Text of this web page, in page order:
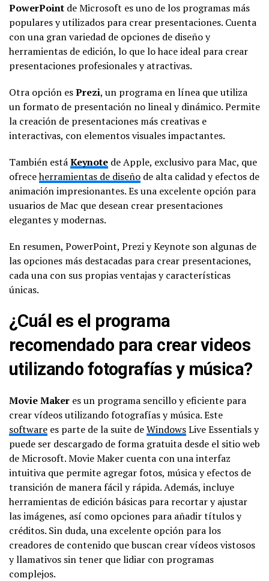
PowerPoint de Microsoft es uno de los programas más
populares y utilizados para crear presentaciones. Cuenta
con una gran variedad de opciones de diseño y
herramientas de edición, lo que lo hace ideal para crear
presentaciones profesionales y atractivas.
Otra opción esPrezi, un programa en línea que utiliza
un formato de presentación no lineal y dinámico. Permite
la creación de presentaciones más creativas e
interactivas, con elementos visuales impactantes.
También estáKeynote de Apple, exclusivo para Mac, que
ofreceherramientas de diseño de alta calidad y efectos de
animación impresionantes. Es una excelente opción para
usuarios de Mac que desean crear presentaciones
elegantes y modernas.
En resumen, PowerPoint, Prezi y Keynote son algunas de
las opciones más destacadas para crear presentaciones,
cada una con sus propias ventajas y características
únicas.
¿Cuál es el programa
recomendado para crear videos
utilizando fotografías y música?
Movie Maker es un programa sencillo y eficiente para
crear vídeos utilizando fotografías y música. Este
software es parte de la suite deWindowsLive Essentials y
puede ser descargado de forma gratuita desde el sitio web
de Microsoft. Movie Maker cuenta con una interfaz
intuitiva que permite agregar fotos, música y efectos de
transición de manera fácil y rápida. Además, incluye
herramientas de edición básicas para recortar y ajustar
las imágenes, así como opciones para añadir títulos y
créditos. Sin duda, una excelente opción para los
creadores de contenido que buscan crear vídeos vistosos
y llamativos sin tener que lidiar con programas
complejos.